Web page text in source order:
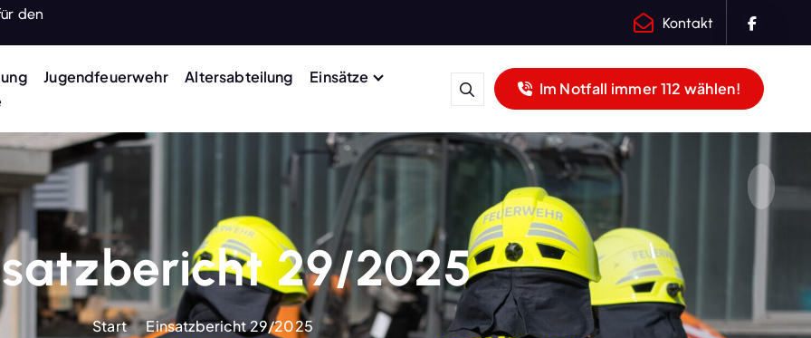
den
Kontakt
Jugendfeuerwehr Altersabteilung
Einsätze
Im Notfall immer 112 wählen!
29/2025
Start Einsatzbericht 29/2025